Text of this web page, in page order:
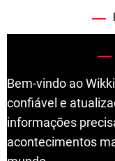
Bem-vindo ao
confiável e
informações
acontecimentos